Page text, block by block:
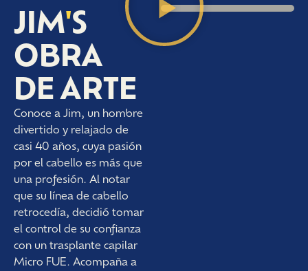
JIM'S
OBRA
DE ARTE
Conoce a Jim, un hombre
divertido y relajado de
casi 40 años, cuya pasión
por el cabello es más que
una profesión. Al notar
que su línea de cabello
retrocedía, decidió tomar
el control de su confianza
con un trasplante capilar
Micro FUE. Acompaña a